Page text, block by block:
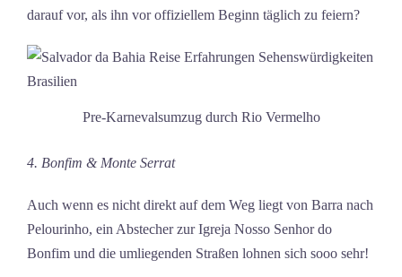
darauf vor, als ihn vor offiziellem Beginn täglich zu feiern?
Pre-Karnevalsumzug durch Rio Vermelho
4. Bonfim & Monte Serrat
Auch wenn es nicht direkt auf dem Weg liegt von Barra nach
Pelourinho, ein Abstecher zur Igreja Nosso Senhor do
Bonfim und die umliegenden Straßen lohnen sich sooo sehr!